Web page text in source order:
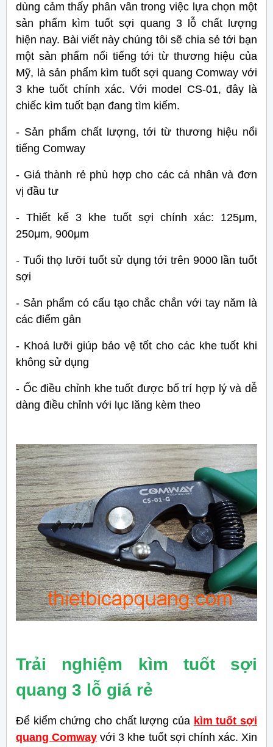
dùng cảm thấy phân vân trong việc lựa chọn một
sản phẩm kìm tuốt sợi quang 3 lỗ chất lượng
hiện nay. Bài viết này chúng tôi sẽ chia sẻ tới bạn
một sản phẩm nổi tiếng tới từ thương hiệu của
Mỹ, là sản phẩm kìm tuốt sợi quang Comway với
3 khe tuốt chính xác. Với model CS-01, đây là
chiếc kìm tuốt bạn đang tìm kiếm.
- Sản phẩm chất lượng, tới từ thương hiệu nổi
tiếng Comway
- Giá thành rẻ phù hợp cho các cá nhân và đơn
vị đầu tư
- Thiết kế 3 khe tuốt sợi chính xác: 125μm,
250μm, 900μm
- Tuổi thọ lưỡi tuốt sử dụng tới trên 9000 lần tuốt
sợi
- Sản phẩm có cấu tạo chắc chắn với tay năm là
các điểm gân
- Khoá lưỡi giúp bảo vệ tốt cho các khe tuốt khi
không sử dụng
- Ốc điều chỉnh khe tuốt được bố trí hợp lý và dễ
dàng điều chỉnh với lục lăng kèm theo
Trải nghiệm kìm tuốt sợi
quang 3 lỗ giá rẻ
Để kiểm chứng cho chất lượng của kìm tuốt sợi
quang Comway với 3 khe tuốt sợi chính xác. Xin